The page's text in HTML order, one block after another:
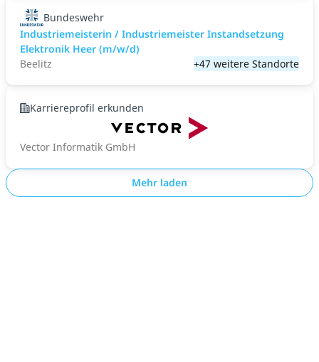
Bundeswehr
Industriemeisterin / Industriemeister Instandsetzung
Elektronik Heer (m/w/d)
Beelitz
+47 weitere Standorte
Karriereprofil erkunden
Vector Informatik GmbH
Mehr laden